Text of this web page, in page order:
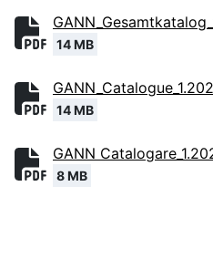
14 MB
14 MB
GANN
8 MB